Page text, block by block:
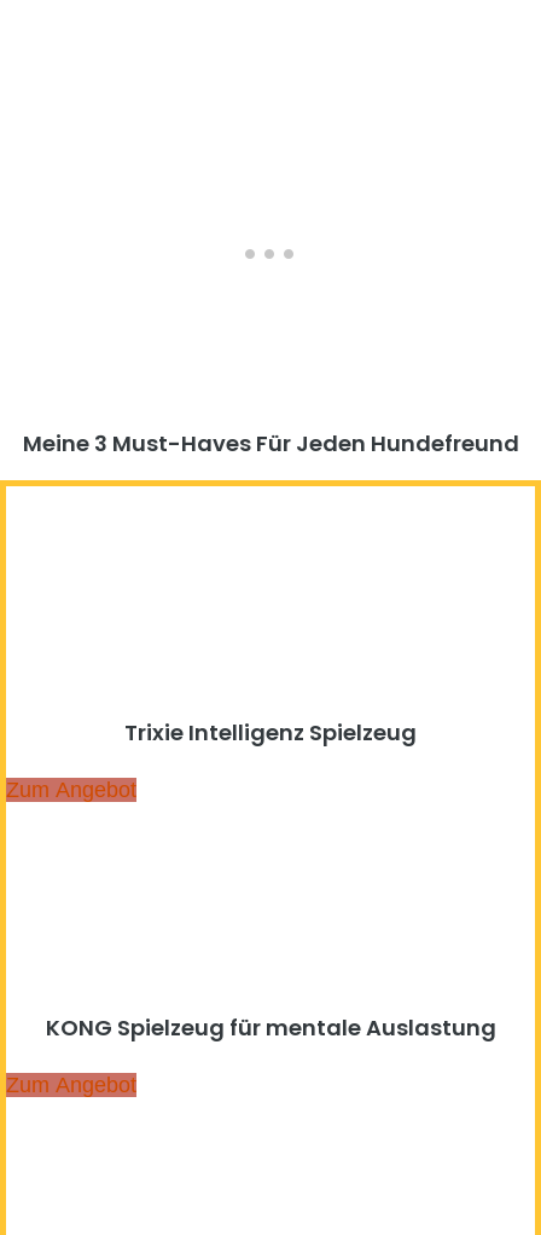
Meine 3 Must-Haves Für Jeden Hundefreund​
Trixie Intelligenz Spielzeug
Zum Angebot
KONG Spielzeug für mentale Auslastung
Zum Angebot